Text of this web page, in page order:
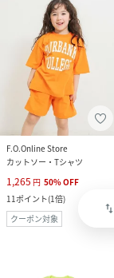
swap_vert
F.O.Online Store
カットソー・Tシャツ
1,265 円 50%OFF
11ポイント(1倍)
クーポン対象